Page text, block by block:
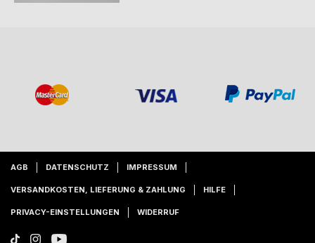
AGB DATENSCHUTZ IMPRESSUM
VERSANDKOSTEN, LIEFERUNG & ZAHLUNG HILFE
PRIVACY-EINSTELLUNGEN WIDERRUF